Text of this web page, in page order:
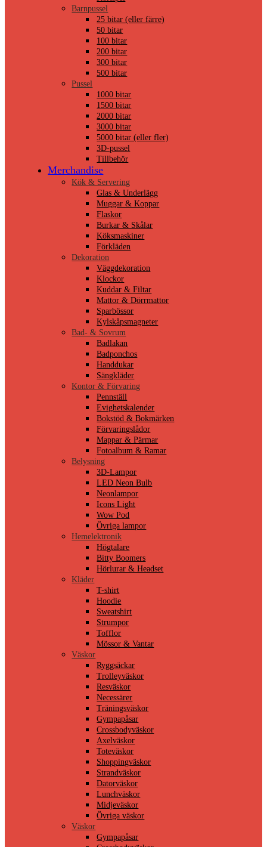
Barnpussel
25 bitar (eller färre)
50 bitar
100 bitar
200 bitar
300 bitar
500 bitar
Pussel
1000 bitar
1500 bitar
2000 bitar
3000 bitar
5000 bitar (eller fler)
3D-pussel
Tillbehör
Merchandise
Kök & Servering
Glas & Underlägg
Muggar & Koppar
Flaskor
Burkar & Skålar
Köksmaskiner
Förkläden
Dekoration
Väggdekoration
Klockor
Kuddar & Filtar
Mattor & Dörrmattor
Sparbössor
Kylskåpsmagneter
Bad- & Sovrum
Badlakan
Badponchos
Handdukar
Sängkläder
Kontor & Förvaring
Pennställ
Evighetskalender
Bokstöd & Bokmärken
Förvaringslådor
Mappar & Pärmar
Fotoalbum & Ramar
Belysning
3D-Lampor
LED Neon Bulb
Neonlampor
Icons Light
Wow Pod
Övriga lampor
Hemelektronik
Högtalare
Bitty Boomers
Hörlurar & Headset
Kläder
T-shirt
Hoodie
Sweatshirt
Strumpor
Tofflor
Mössor & Vantar
Väskor
Ryggsäckar
Trolleyväskor
Resväskor
Necessärer
Träningsväskor
Gympapåsar
Crossbodyväskor
Axelväskor
Toteväskor
Shoppingväskor
Strandväskor
Datorväskor
Lunchväskor
Midjeväskor
Övriga väskor
Väskor
Gympapåsar